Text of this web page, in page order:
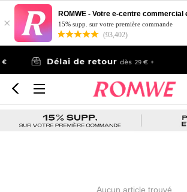
× 15% supp. sur votre première commande
(93,402)
Aucun article trouvé